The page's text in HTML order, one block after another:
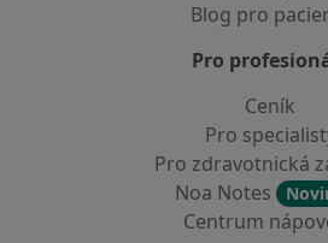
Blog pro
Pro
Ceník
Pro
Pro zdravotnická
Noa Notes
Centrum